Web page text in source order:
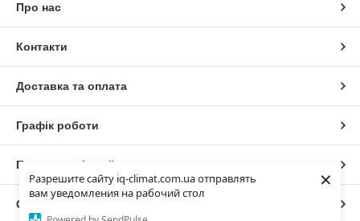
Разрешите сайту iq-climat.com.ua отправлять
вам уведомления на рабочий стол
×
Про нас
Контакти
Доставка та оплата
Графік роботи
Повна версія сайту
Сайт створено на маркетплейсі